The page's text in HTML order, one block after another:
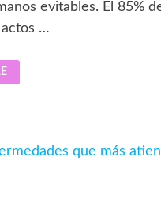
evitables. El 85%
…